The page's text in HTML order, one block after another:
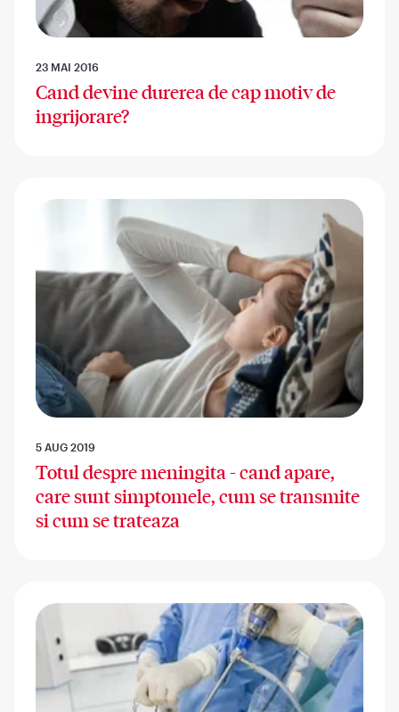
23 MAI 2016
Cand devine durerea de cap motiv de
ingrijorare?
5 AUG 2019
Totul despre meningita - cand apare,
care sunt simptomele, cum se transmite
si cum se trateaza